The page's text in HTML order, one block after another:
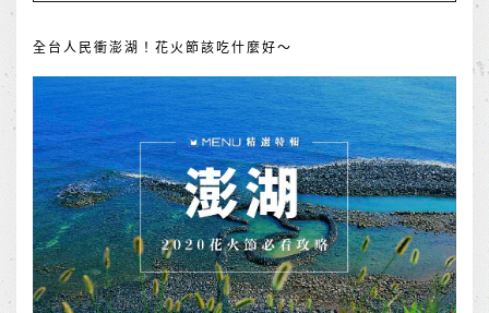
全台人民衝澎湖！花火節該吃什麼好～